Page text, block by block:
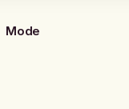
Mode